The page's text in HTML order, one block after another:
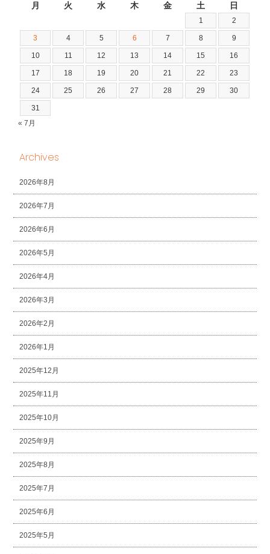
月 火 水 木 金 土 日
1 2
3 4 5 6 7 8 9
10 11 12 13 14 15 16
17 18 19 20 21 22 23
24 25 26 27 28 29 30
31
« 7月
Archives
2026年8月
2026年7月
2026年6月
2026年5月
2026年4月
2026年3月
2026年2月
2026年1月
2025年12月
2025年11月
2025年10月
2025年9月
2025年8月
2025年7月
2025年6月
2025年5月